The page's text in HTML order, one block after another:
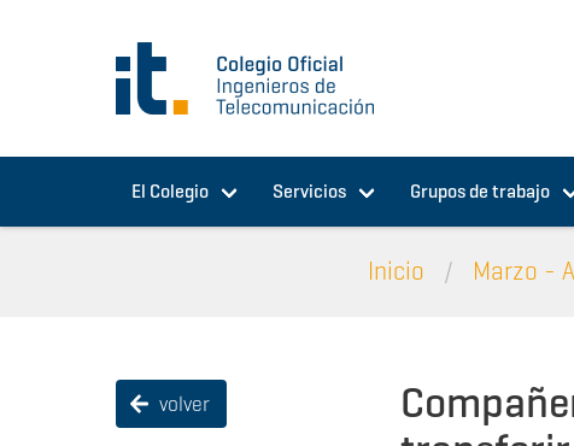
El Colegio Servicios Grupos de trabajo
Inicio Marzo -
volver